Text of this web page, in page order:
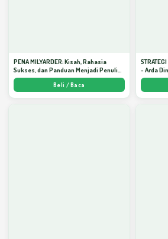
PENA MILYARDER: Kisah, Rahasia
Sukses, dan Panduan Menjadi Penulis 1
Milyar di KBM App dari Nol - Arda Dinata
Beli / Baca
- Arda